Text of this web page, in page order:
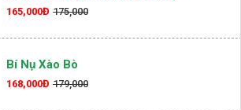
165,000Đ 175,000
Bí Nụ Xào Bò
168,000Đ 179,000